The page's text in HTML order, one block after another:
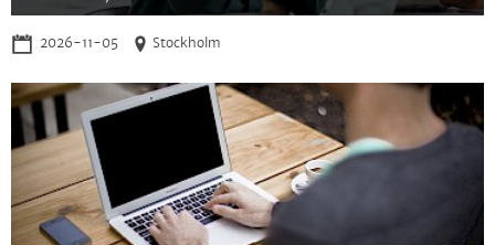
2026-11-05 Stockholm